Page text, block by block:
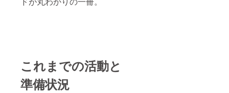
これまでの活動と
準備状況